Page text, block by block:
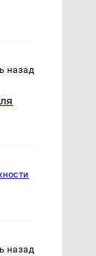
назад
назад